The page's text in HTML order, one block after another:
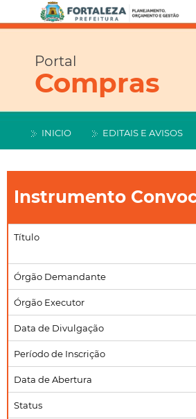
Portal
Compras
INICIO EDITAIS E AVISOS
Instrumento
Título
Órgão Demandante
Órgão Executor
Data de Divulgação
Período de Inscrição
Data de Abertura
Status